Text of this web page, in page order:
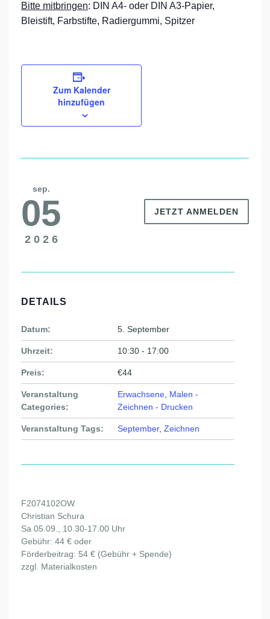
Bitte mitbringen: DIN A4- oder DIN A3-Papier,
Bleistift, Farbstifte, Radiergummi, Spitzer
Zum Kalender
hinzufügen
sep.
05
2026
JETZT ANMELDEN
DETAILS
Datum: 5. September
Uhrzeit: 10:30 - 17:00
Preis: €44
Veranstaltung
Categories:
Erwachsene Malen -
Zeichnen - Drucken
Veranstaltung Tags: September, Zeichnen
F2074102OW
Christian Schura
Sa 05.09., 10.30-17.00 Uhr
Gebühr: 44 € oder
Förderbeitrag: 54 € (Gebühr + Spende)
zzgl. Materialkosten